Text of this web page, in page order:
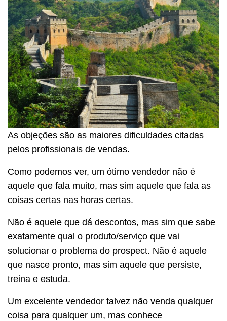
As objeções são as maiores dificuldades citadas
pelos profissionais de vendas.
Como podemos ver, um ótimo vendedor não é
aquele que fala muito, mas sim aquele que fala as
coisas certas nas horas certas.
Não é aquele que dá descontos, mas sim que sabe
exatamente qual o produto/serviço que vai
solucionar o problema do prospect. Não é aquele
que nasce pronto, mas sim aquele que persiste,
treina e estuda.
Um excelente vendedor talvez não venda qualquer
coisa para qualquer um, mas conhece